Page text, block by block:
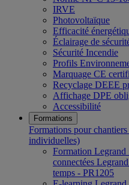
IRVE
Photovoltaïque
Efficacité
Éclairage de
Sécurité Incendie
Profils
Marquage CE
Recyclage DEEE
Affichage DPE
Accessibilité
Formations
Formations pour
individuelles)
Formation Legrand
connectées
temps - PR1205